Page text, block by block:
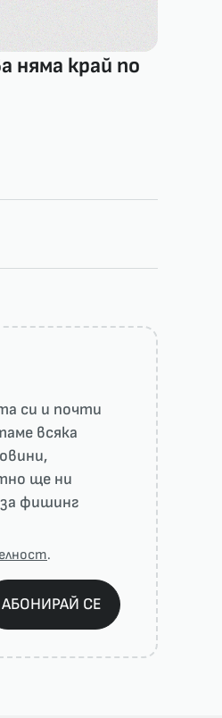
няма край по
си и почти
всяка
ще ни
фишинг
.
АБОНИРАЙ СЕ